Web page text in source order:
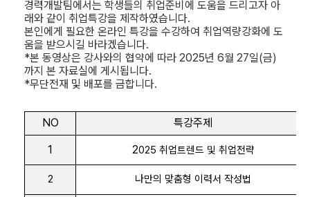
경력개발팀에서는 학생들의 취업준비에 도움을 드리고자 아
래와 같이 취업특강을 제작하였습니다.
본인에게 필요한 온라인 특강을 수강하여 취업역량강화에 도
움을 받으시길 바라겠습니다.
*본 동영상은 강사와의 협약에 따라 2025년 6월 27일(금)
까지 본 자료실에 게시됩니다.
*무단전재 및 배포를 금합니다.
NO 특강주제
1 2025 취업트렌드 및 취업전략
2 나만의 맞춤형 이력서 작성법